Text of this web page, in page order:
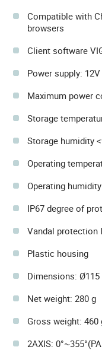
Compatible with
browsers
Client software
Power supply:
Maximum power
Storage
Storage humidity
Operating
Operating
IP67 degree of
Vandal protection
Plastic housing
Dimensions: Ø115
Net weight: 280 g
Gross weight: 460
2AXIS: